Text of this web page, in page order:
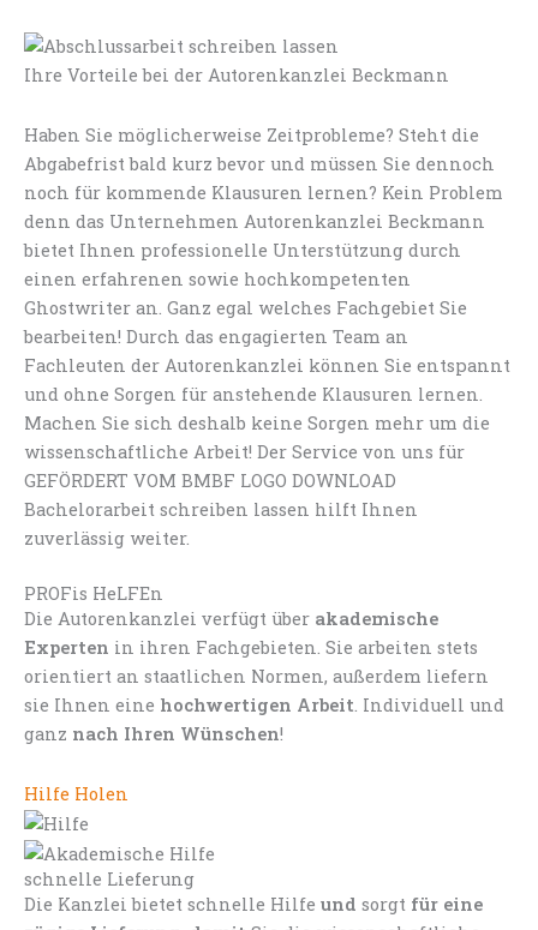
Ihre Vorteile bei der Autorenkanzlei Beckmann
Haben Sie möglicherweise Zeitprobleme? Steht die
Abgabefrist bald kurz bevor und müssen Sie dennoch
noch für kommende Klausuren lernen? Kein Problem
denn das Unternehmen Autorenkanzlei Beckmann
bietet Ihnen professionelle Unterstützung durch
einen erfahrenen sowie hochkompetenten
Ghostwriter an. Ganz egal welches Fachgebiet Sie
bearbeiten! Durch das engagierten Team an
Fachleuten der Autorenkanzlei können Sie entspannt
und ohne Sorgen für anstehende Klausuren lernen.
Machen Sie sich deshalb keine Sorgen mehr um die
wissenschaftliche Arbeit! Der Service von uns für
GEFÖRDERT VOM BMBF LOGO DOWNLOAD
Bachelorarbeit schreiben lassen hilft Ihnen
zuverlässig weiter.
PROFis HeLFEn
Die Autorenkanzlei verfügt über akademische
Experten in ihren Fachgebieten. Sie arbeiten stets
orientiert an staatlichen Normen, außerdem liefern
sie Ihnen eine hochwertigen Arbeit. Individuell und
ganz nach Ihren Wünschen!
Hilfe Holen
schnelle Lieferung
Die Kanzlei bietet schnelle Hilfe und sorgt für eine